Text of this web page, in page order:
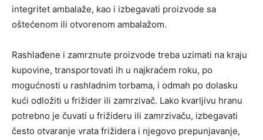
integritet ambalaže, kao i izbegavati proizvode sa
oštećenom ili otvorenom ambalažom.
Rashlađene i zamrznute proizvode treba uzimati na kraju
kupovine, transportovati ih u najkraćem roku, po
mogućnosti u rashladnim torbama, i odmah po dolasku
kući odložiti u frižider ili zamrzivač. Lako kvarljivu hranu
potrebno je čuvati u frižideru ili zamrzivaču, izbegavati
često otvaranje vrata frižidera i njegovo prepunjavanje,